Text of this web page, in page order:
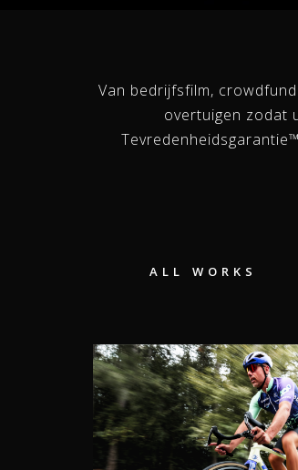
Van bedrijfsfilm,
overtuigen zodat
ALL WORKS